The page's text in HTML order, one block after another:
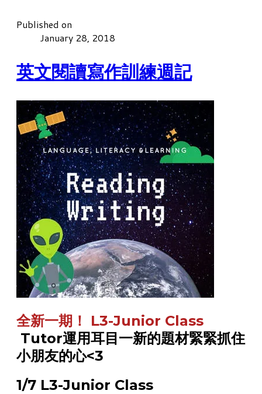
Published on
January 28, 2018
英文閱讀寫作訓練週記
全新一期！ L3-Junior Class
Tutor運用耳目一新的題材緊緊抓住
小朋友的心<3
1/7 L3-Junior Class